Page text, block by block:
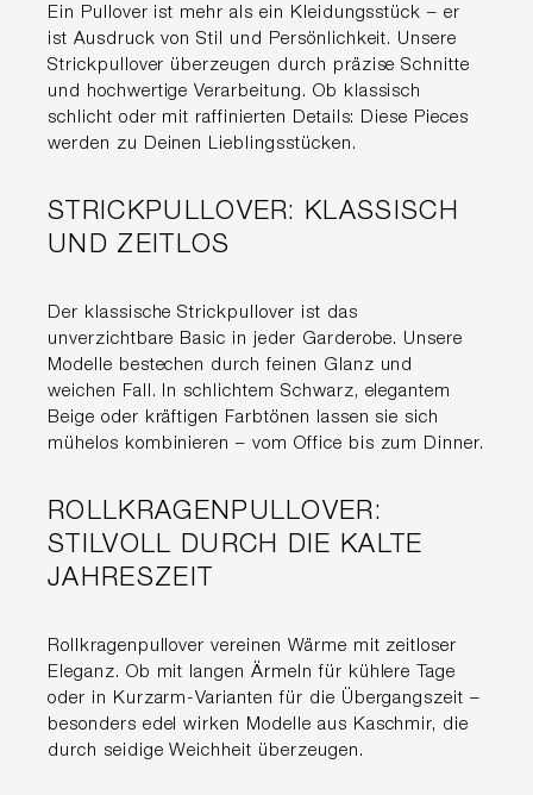
Ein Pullover ist mehr als ein Kleidungsstück – er
ist Ausdruck von Stil und Persönlichkeit. Unsere
Strickpullover überzeugen durch präzise Schnitte
und hochwertige Verarbeitung. Ob klassisch
schlicht oder mit raffinierten Details: Diese Pieces
werden zu Deinen Lieblingsstücken.
STRICKPULLOVER: KLASSISCH
UND ZEITLOS
Der klassische Strickpullover ist das
unverzichtbare Basic in jeder Garderobe. Unsere
Modelle bestechen durch feinen Glanz und
weichen Fall. In schlichtem Schwarz, elegantem
Beige oder kräftigen Farbtönen lassen sie sich
mühelos kombinieren – vom Office bis zum Dinner.
ROLLKRAGENPULLOVER:
STILVOLL DURCH DIE KALTE
JAHRESZEIT
Rollkragenpullover vereinen Wärme mit zeitloser
Eleganz. Ob mit langen Ärmeln für kühlere Tage
oder in Kurzarm-Varianten für die Übergangszeit –
besonders edel wirken Modelle aus Kaschmir, die
durch seidige Weichheit überzeugen.